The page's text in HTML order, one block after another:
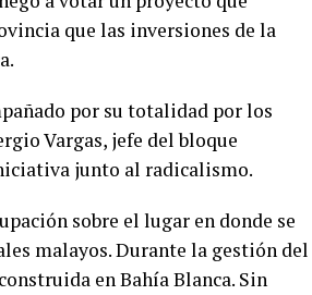
que las inversiones de la
por su totalidad por los
Vargas, jefe del bloque
junto al radicalismo.
sobre el lugar en donde se
malayos. Durante la gestión del
en Bahía Blanca. Sin